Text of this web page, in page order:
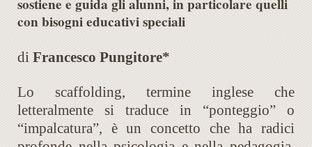
sostiene e guida gli alunni, in particolare quelli
con bisogni educativi speciali
di Francesco Pungitore*
Lo scaffolding, termine inglese che
letteralmente si traduce in “ponteggio” o
“impalcatura”, è un concetto che ha radici